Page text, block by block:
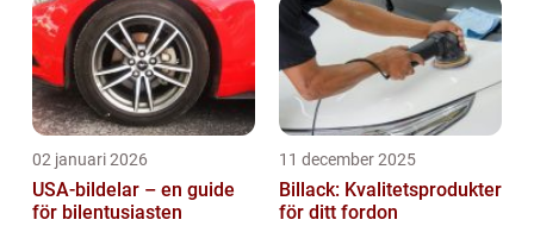
02 januari 2026
USA-bildelar – en guide
för bilentusiasten
11 december 2025
Billack: Kvalitetsprodukter
för ditt fordon